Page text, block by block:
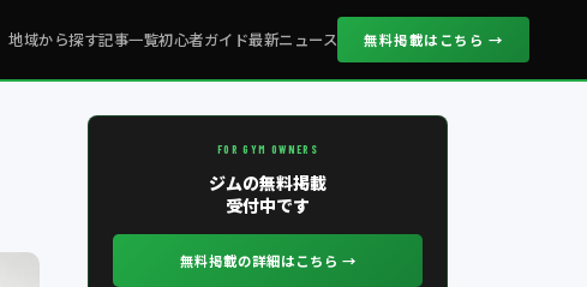
地域から探す記事一覧初心者ガイド最新ニュース 無料掲載はこちら →
FOR GYM OWNERS
ジムの無料掲載
受付中です
無料掲載の詳細はこちら →